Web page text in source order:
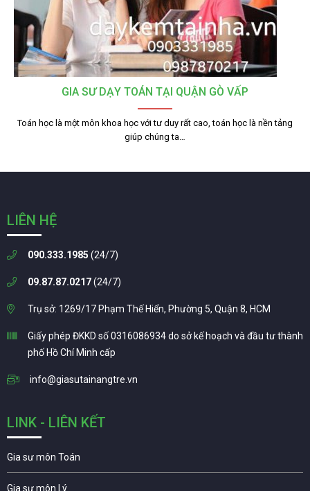
GIA SƯ DẠY TOÁN TẠI QUẬN GÒ VẤP
Toán học là một môn khoa học với tư duy rất cao, toán học là nền tảng
giúp chúng ta…
LIÊN HỆ
090.333.1985 (24/7)
09.87.87.0217(24/7)
Trụ sở: 1269/17 Phạm Thế Hiển, Phường 5, Quận 8, HCM
Giấy phép ĐKKD số 0316086934 do sở kế hoạch và đầu tư thành
phố Hồ Chí Minh cấp
info@giasutainangtre.vn
LINK - LIÊN KẾT
Gia sư môn Toán
Gia sư môn Lý